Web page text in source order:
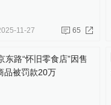
11-27 65